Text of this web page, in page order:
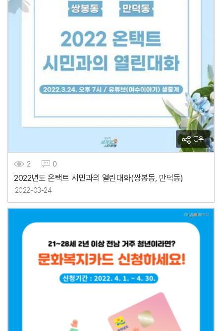
공유
2 0
2022년도 온택트 시민과의 열린대화(쌍봉동, 만덕동)
2022-03-24